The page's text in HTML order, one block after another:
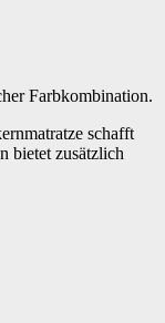
Farbkombination.
schafft
bietet zusätzlich